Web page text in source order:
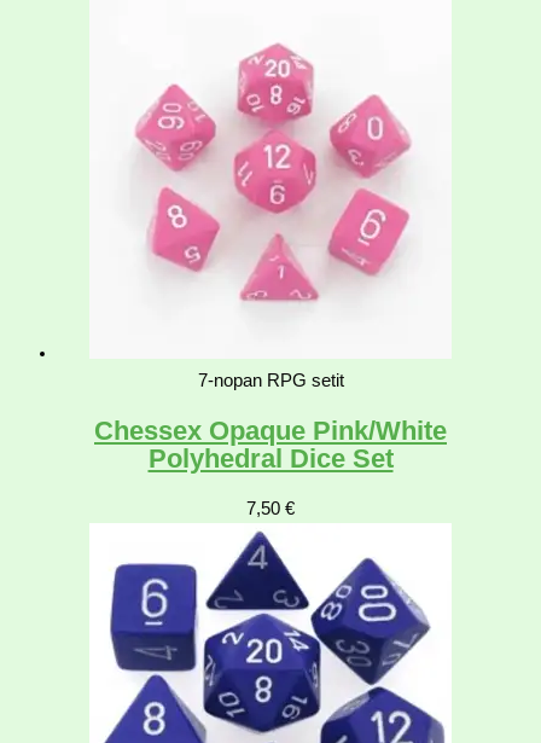
7-nopan RPG setit
Chessex Opaque Pink/White
Polyhedral Dice Set
7,50 €